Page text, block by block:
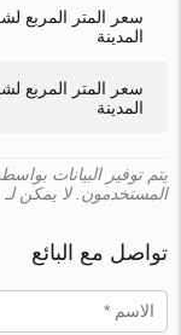
سعر المتر المربع
المدينة
سعر المتر المربع
المدينة
المستخدمون. لا يمكن لـ Turk.estate ضمان صحّة هذه البيانات.
تواصل مع البائع